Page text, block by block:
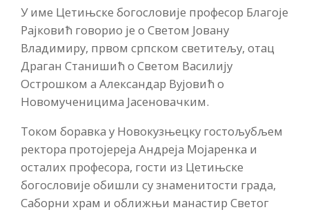
У име Цетињске богословије професор Благоје
Рајковић говорио је о Светом Јовану
Владимиру, првом српском светитељу, отац
Драган Станишић о Светом Василију
Острошком а Александар Вујовић о
Новомученицима Јасеновачким.
Током боравка у Новокузњецку гостољубљем
ректора протојереја Андреја Мојаренка и
осталих професора, гости из Цетињске
богословије обишли су знаменитости града,
Саборни храм и оближњи манастир Светог